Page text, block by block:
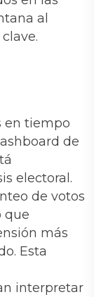
al
en tiempo
de
electoral.
de votos
que
más
Esta
interpretar